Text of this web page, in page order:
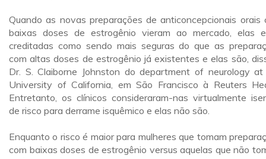
Quando as novas preparações de anticoncepcionais orais
baixas doses de estrogênio vieram ao mercado, elas
creditadas como sendo mais seguras do que as
com altas doses de estrogênio já existentes e elas são,
Dr. S. Claiborne Johnston do department of neurology
University of California, em São Francisco à Reuters
Entretanto, os clínicos consideraram-nas virtualmente
de risco para derrame isquêmico e elas não são.
Enquanto o risco é maior para mulheres que tomam
com baixas doses de estrogênio versus aquelas que não